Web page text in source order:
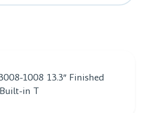
1008 13.3″ Finished
in T